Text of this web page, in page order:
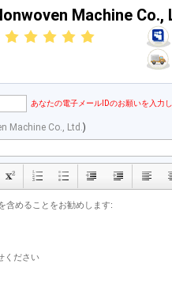
Machine Co.,
あなたの電子メールIDのお願いを入力し
Machine Co., Ltd.)